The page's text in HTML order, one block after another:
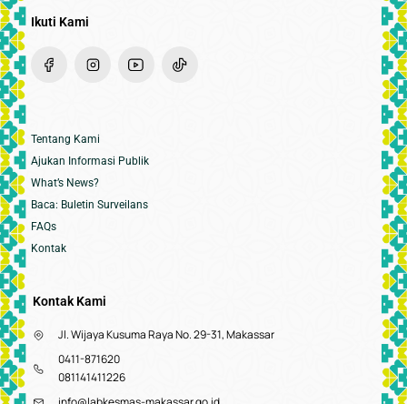
Ikuti Kami
Tentang Kami
Ajukan Informasi Publik
What’s News?
Baca: Buletin Surveilans
FAQs
Kontak
Kontak Kami
Jl. Wijaya Kusuma Raya No. 29-31, Makassar
0411-871620
081141411226